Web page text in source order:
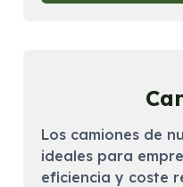
Los camiones de
ideales para
eficiencia y coste